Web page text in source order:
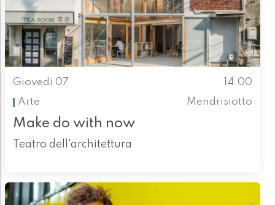
Giovedì 07
14.00
Arte
Mendrisiotto
Make do with now
Teatro dell'architettura